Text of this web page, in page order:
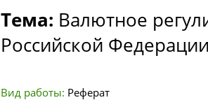
Тема: Валютное
Российской Федерации
Вид работы: Реферат